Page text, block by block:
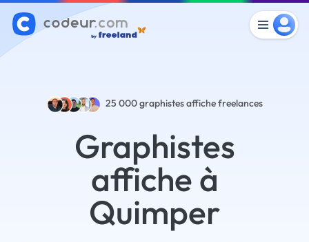
25 000graphistes affiche freelances
Graphistes
affiche à
Quimper